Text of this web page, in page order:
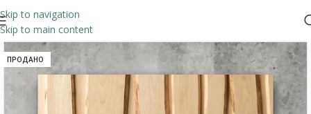
Skip to navigation
Skip to main content
ПРОДАНО